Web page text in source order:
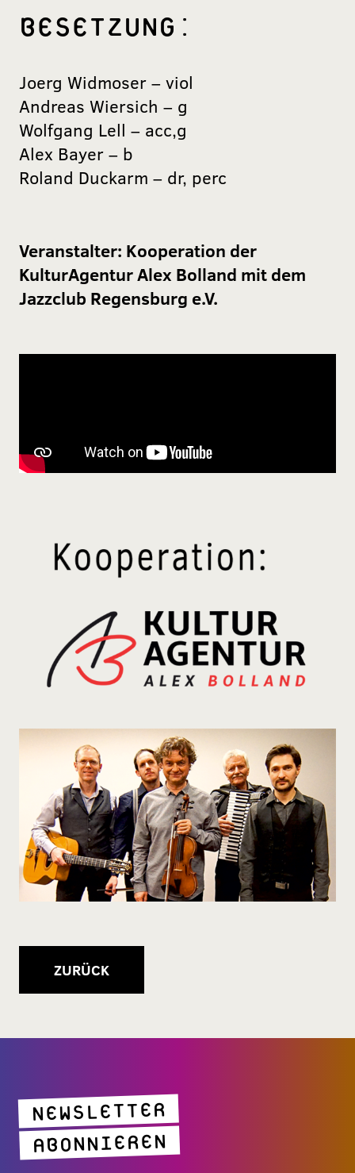
BESETZUNG:
Joerg Widmoser – viol
Andreas Wiersich – g
Wolfgang Lell – acc,g
Alex Bayer – b
Roland Duckarm – dr, perc
Veranstalter: Kooperation der
KulturAgentur Alex Bolland mit dem
Jazzclub Regensburg e.V.
ZURÜCK
NEWSLETTER
ABONNIEREN